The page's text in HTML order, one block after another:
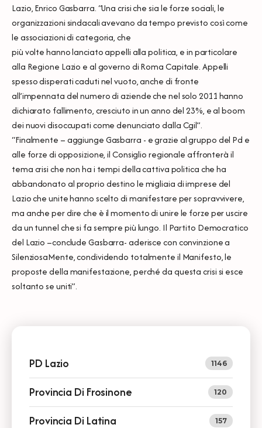
Lazio, Enrico Gasbarra. “Una crisi che sia le forze sociali, le
organizzazioni sindacali avevano da tempo previsto così come
le associazioni di categoria, che
più volte hanno lanciato appelli alla politica, e in particolare
alla Regione Lazio e al governo di Roma Capitale. Appelli
spesso disperati caduti nel vuoto, anche di fronte
all’impennata del numero di aziende che nel solo 2011 hanno
dichiarato fallimento, cresciuto in un anno del 23%, e al boom
dei nuovi disoccupati come denunciato dalla Cgil”.
“Finalmente – aggiunge Gasbarra - e grazie al gruppo del Pd e
alle forze di opposizione, il Consiglio regionale affronterà il
tema crisi che non ha i tempi della cattiva politica che ha
abbandonato al proprio destino le migliaia di imprese del
Lazio che unite hanno scelto di manifestare per sopravvivere,
ma anche per dire che è il momento di unire le forze per uscire
da un tunnel che si fa sempre più lungo. Il Partito Democratico
del Lazio –conclude Gasbarra- aderisce con convinzione a
SilenziosaMente, condividendo totalmente il Manifesto, le
proposte della manifestazione, perché da questa crisi si esce
soltanto se uniti”.
PD Lazio 1146
Provincia Di Frosinone 120
Provincia Di Latina 157